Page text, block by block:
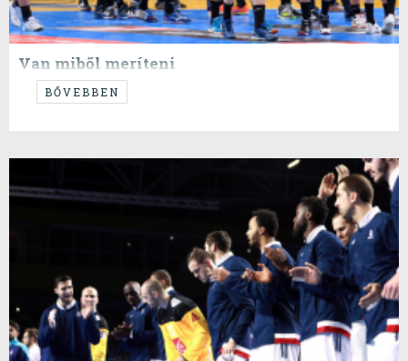
Van miből meríteni
...de csak ha mindenki ugyanannyira akarja.
BŐVEBBEN